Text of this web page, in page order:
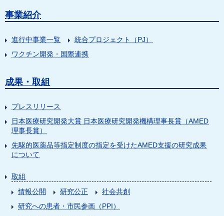
事業紹介
進行中事業一覧
統合プロジェクト（PJ）
ワクチン開発・国際連携
成果・取組
プレスリリース
日本医療研究開発大賞 日本医療研究開発機構理事長賞（AMED
理事長賞）
先駆的医薬品等指定制度の指定を受けたAMED支援の研究成果
について
取組
情報公開
研究公正
社会共創
研究への患者・市民参画（PPI）